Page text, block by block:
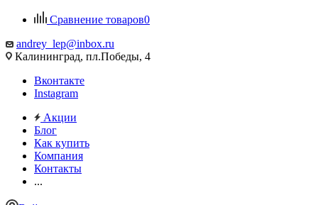
Сравнение товаров0
andrey_lep@inbox.ru
Калининград, пл.Победы, 4
Вконтакте
Instagram
Акции
Блог
Как купить
Компания
Контакты
...